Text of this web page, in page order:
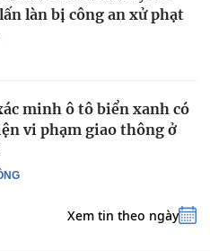
làn bị công an xử phạt
minh ô tô biển xanh có
vi phạm giao thông ở
Xem tin theo ngày